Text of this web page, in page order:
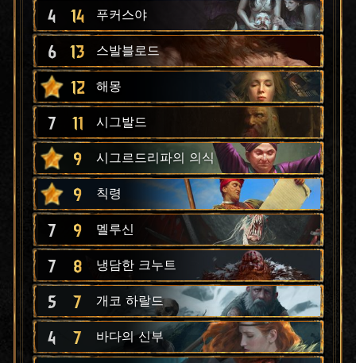
4 14 푸커스야
6 13 스발블로드
12 해몽
7 11 시그발드
9 시그르드리파의 의식
9 칙령
7 9 멜루신
7 8 냉담한 크누트
5 7 개코 하랄드
4 7 바다의 신부